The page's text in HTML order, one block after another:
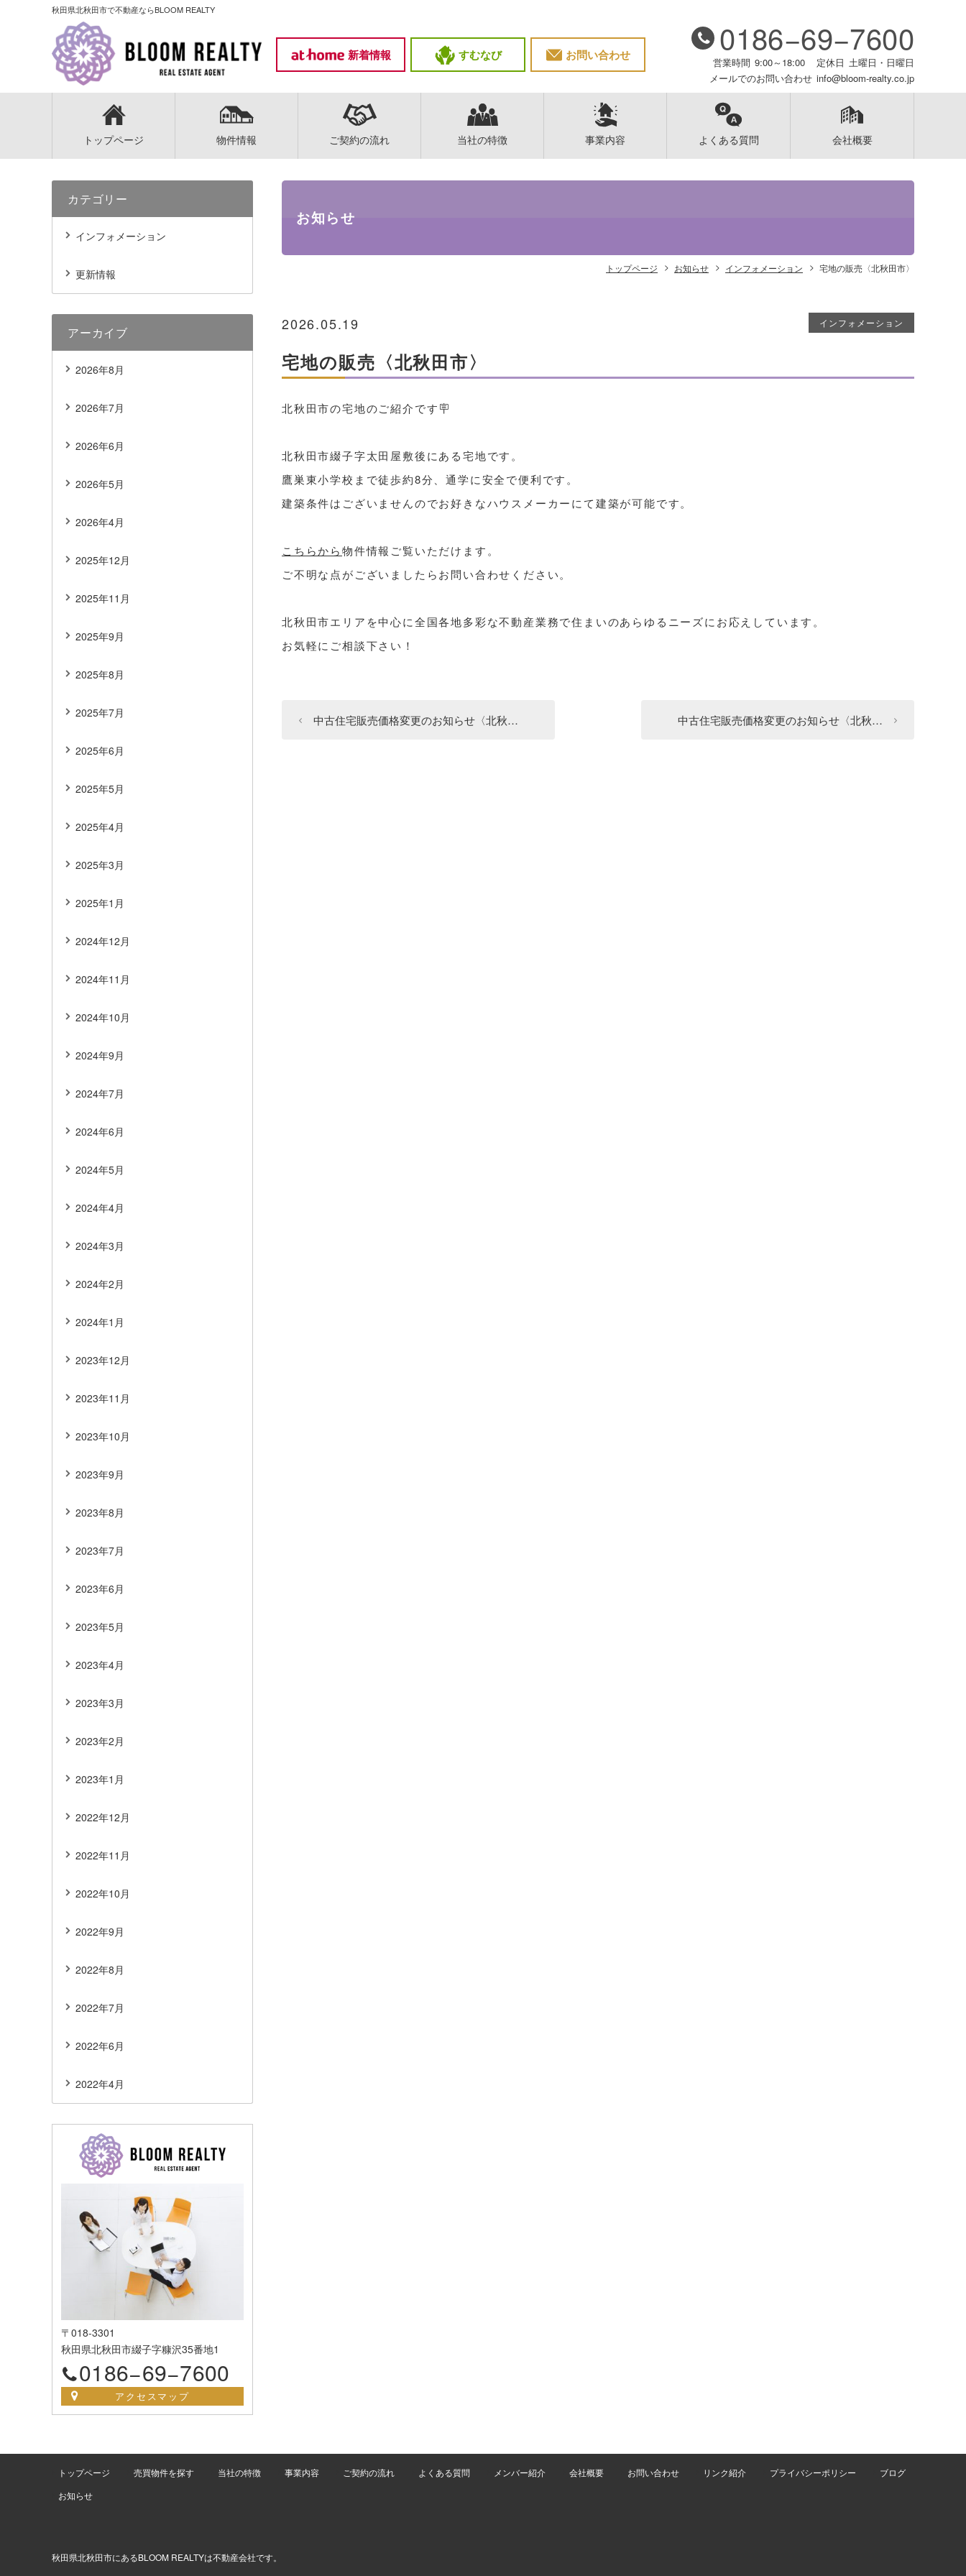
秋田県北秋田市で不動産ならBLOOM REALTY
新着情報 すむなび お問い合わせ 0186−69−7600
営業時間 9:00～18:00 定休日 土曜日・日曜日
メールでのお問い合わせ info@bloom-realty.co.jp
トップページ 物件情報 ご契約の流れ 当社の特徴 事業内容 よくある質問 会社概要
お知らせ
トップページ お知らせ インフォメーション 宅地の販売〈北秋田市〉
2026.05.19 インフォメーション
宅地の販売〈北秋田市〉
北秋田市の宅地のご紹介です🪧
北秋田市綴子字太田屋敷後にある宅地です。
鷹巣東小学校まで徒歩約8分、通学に安全で便利です。
建築条件はございませんのでお好きなハウスメーカーにて建築が可能です。
こちらから物件情報ご覧いただけます。
ご不明な点がございましたらお問い合わせください。
北秋田市エリアを中心に全国各地多彩な不動産業務で住まいのあらゆるニーズにお応えしています。
お気軽にご相談下さい！
中古住宅販売価格変更のお知らせ〈北秋… 中古住宅販売価格変更のお知らせ〈北秋…
カテゴリー
インフォメーション
更新情報
アーカイブ
2026年8月
2026年7月
2026年6月
2026年5月
2026年4月
2025年12月
2025年11月
2025年9月
2025年8月
2025年7月
2025年6月
2025年5月
2025年4月
2025年3月
2025年1月
2024年12月
2024年11月
2024年10月
2024年9月
2024年7月
2024年6月
2024年5月
2024年4月
2024年3月
2024年2月
2024年1月
2023年12月
2023年11月
2023年10月
2023年9月
2023年8月
2023年7月
2023年6月
2023年5月
2023年4月
2023年3月
2023年2月
2023年1月
2022年12月
2022年11月
2022年10月
2022年9月
2022年8月
2022年7月
2022年6月
2022年4月
〒018-3301
秋田県北秋田市綴子字糠沢35番地1
0186−69−7600
アクセスマップ
トップページ 売買物件を探す 当社の特徴 事業内容 ご契約の流れ よくある質問 メンバー紹介 会社概要 お問い合わせ リンク紹介 プライバシーポリシー
ブログ
お知らせ
秋田県北秋田市にあるBLOOM REALTYは不動産会社です。